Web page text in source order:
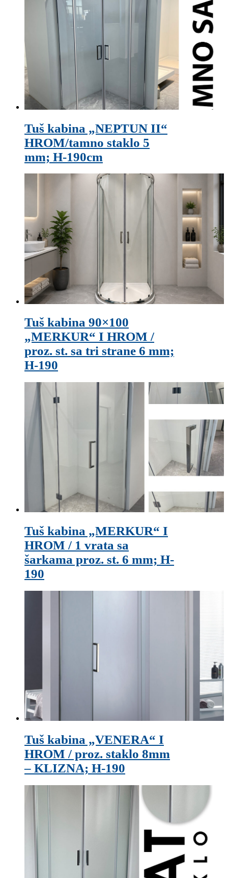
Tuš kabina „NEPTUN II“
HROM/tamno staklo 5
mm; H-190cm
Tuš kabina 90×100
„MERKUR“ I HROM /
proz. st. sa tri strane 6 mm;
H-190
Tuš kabina „MERKUR“ I
HROM / 1 vrata sa
šarkama proz. st. 6 mm; H-
190
Tuš kabina „VENERA“ I
HROM / proz. staklo 8mm
– KLIZNA; H-190